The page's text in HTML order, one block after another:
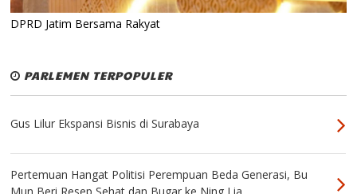
DPRD Jatim Bersama Rakyat
PARLEMEN TERPOPULER
Gus Lilur Ekspansi Bisnis di Surabaya
Pertemuan Hangat Politisi Perempuan Beda Generasi, Bu